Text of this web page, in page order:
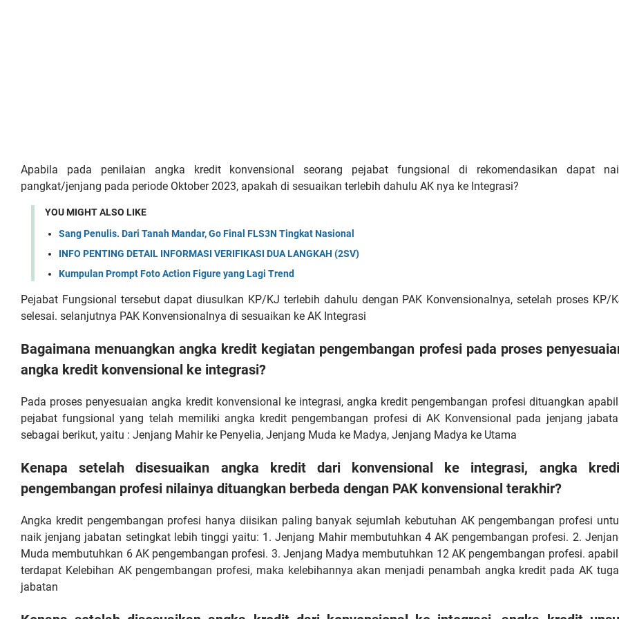
Apabila pada penilaian angka kredit konvensional seorang pejabat fungsional di rekomendasikan dapat
pangkat/jenjang pada periode Oktober 2023, apakah di sesuaikan terlebih dahulu AK nya ke Integrasi?
YOU MIGHT ALSO LIKE
Sang Penulis. Dari Tanah Mandar, Go Final FLS3N Tingkat Nasional
INFO PENTING DETAIL INFORMASI VERIFIKASI DUA LANGKAH (2SV)
Kumpulan Prompt Foto Action Figure yang Lagi Trend
Pejabat Fungsional tersebut dapat diusulkan KP/KJ terlebih dahulu dengan PAK Konvensionalnya, setelah proses KP/
selesai. selanjutnya PAK Konvensionalnya di sesuaikan ke AK Integrasi
Bagaimana menuangkan angka kredit kegiatan pengembangan profesi pada proses
angka kredit konvensional ke integrasi?
Pada proses penyesuaian angka kredit konvensional ke integrasi, angka kredit pengembangan profesi dituangkan
pejabat fungsional yang telah memiliki angka kredit pengembangan profesi di AK Konvensional pada jenjang
sebagai berikut, yaitu : Jenjang Mahir ke Penyelia, Jenjang Muda ke Madya, Jenjang Madya ke Utama
Kenapa setelah disesuaikan angka kredit dari konvensional ke integrasi, angka
pengembangan profesi nilainya dituangkan berbeda dengan PAK konvensional terakhir?
Angka kredit pengembangan profesi hanya diisikan paling banyak sejumlah kebutuhan AK pengembangan profesi
naik jenjang jabatan setingkat lebih tinggi yaitu: 1. Jenjang Mahir membutuhkan 4 AK pengembangan profesi. 2.
Muda membutuhkan 6 AK pengembangan profesi. 3. Jenjang Madya membutuhkan 12 AK pengembangan profesi.
terdapat Kelebihan AK pengembangan profesi, maka kelebihannya akan menjadi penambah angka kredit pada AK
jabatan